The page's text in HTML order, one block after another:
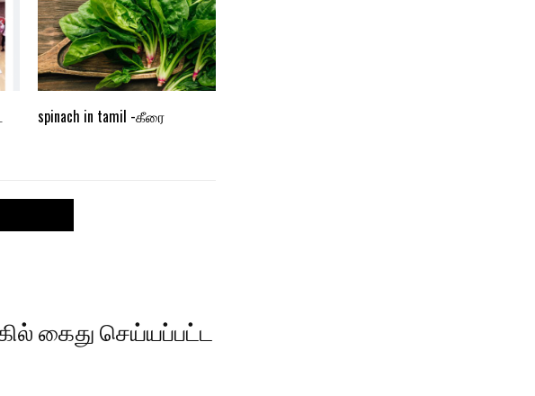
spinach in tamil -கீரை
கைது செய்யப்பட்ட